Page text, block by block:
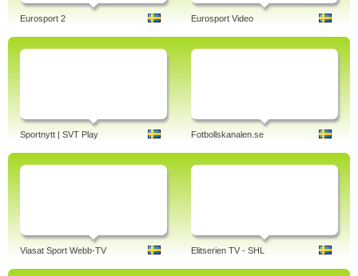
Eurosport 2 Eurosport Video
Sportnytt | SVT Play Fotbollskanalen.se
Viasat Sport Webb-TV Elitserien TV - SHL